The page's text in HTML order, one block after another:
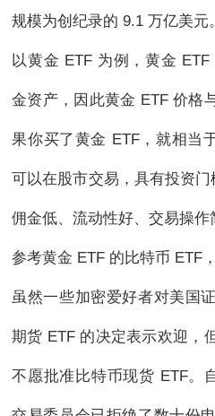
规模为创纪录的 9.1 万亿美元。
以黄金 ETF 为例，黄金
金资产，因此黄金 ETF 价格
果你买了黄金 ETF，就相当
可以在股市交易，具有投资门
佣金低、流动性好、交易操作
参考黄金 ETF 的比特币 ETF
虽然一些加密爱好者对美国
期货 ETF 的决定表示欢迎，
不愿批准比特币现货 ETF。